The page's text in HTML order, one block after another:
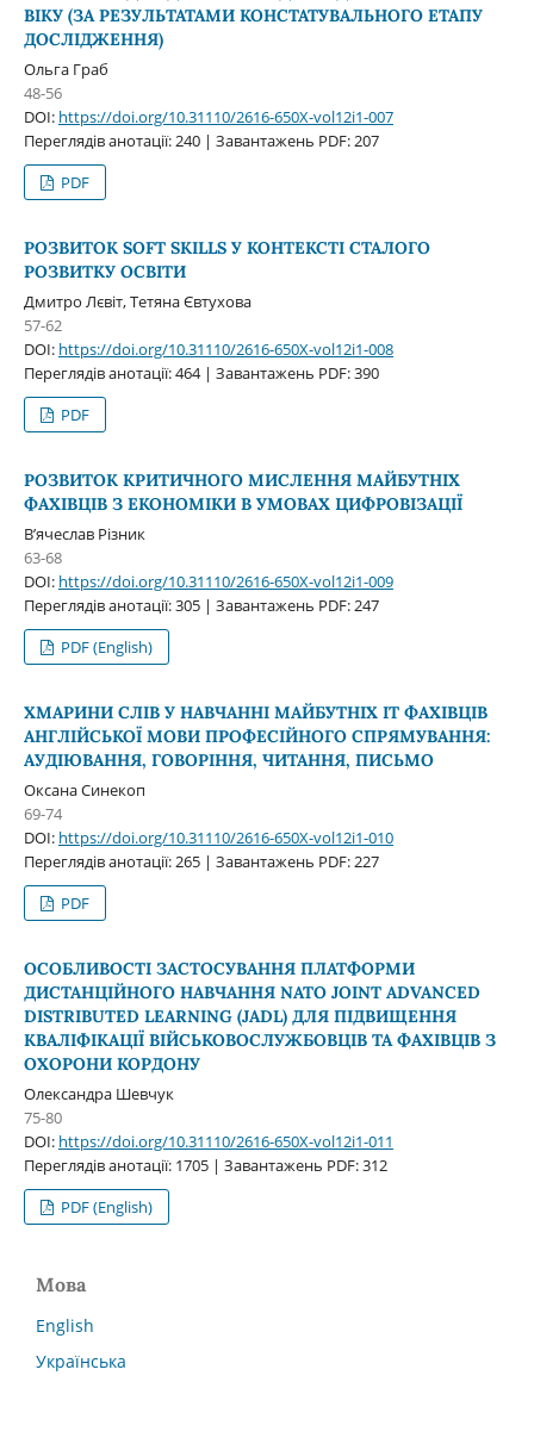
ВІКУ (ЗА РЕЗУЛЬТАТАМИ КОНСТАТУВАЛЬНОГО ЕТАПУ
ДОСЛІДЖЕННЯ)
Ольга Граб
48-56
DOI: https://doi.org/10.31110/2616-650X-vol12i1-007
Переглядів анотації: 240 | Завантажень PDF: 207
PDF
РОЗВИТОК SOFT SKILLS У КОНТЕКСТІ СТАЛОГО
РОЗВИТКУ ОСВІТИ
Дмитро Лєвіт, Тетяна Євтухова
57-62
DOI: https://doi.org/10.31110/2616-650X-vol12i1-008
Переглядів анотації: 464 | Завантажень PDF: 390
PDF
РОЗВИТОК КРИТИЧНОГО МИСЛЕННЯ МАЙБУТНІХ
ФАХІВЦІВ З ЕКОНОМІКИ В УМОВАХ ЦИФРОВІЗАЦІЇ
В’ячеслав Різник
63-68
DOI: https://doi.org/10.31110/2616-650X-vol12i1-009
Переглядів анотації: 305 | Завантажень PDF: 247
PDF (English)
ХМАРИНИ СЛІВ У НАВЧАННІ МАЙБУТНІХ ІТ ФАХІВЦІВ
АНГЛІЙСЬКОЇ МОВИ ПРОФЕСІЙНОГО СПРЯМУВАННЯ:
АУДІЮВАННЯ, ГОВОРІННЯ, ЧИТАННЯ, ПИСЬМО
Оксана Синекоп
69-74
DOI: https://doi.org/10.31110/2616-650X-vol12i1-010
Переглядів анотації: 265 | Завантажень PDF: 227
PDF
ОСОБЛИВОСТІ ЗАСТОСУВАННЯ ПЛАТФОРМИ
ДИСТАНЦІЙНОГО НАВЧАННЯ NATO JOINT ADVANCED
DISTRIBUTED LEARNING (JADL) ДЛЯ ПІДВИЩЕННЯ
КВАЛІФІКАЦІЇ ВІЙСЬКОВОСЛУЖБОВЦІВ ТА ФАХІВЦІВ З
ОХОРОНИ КОРДОНУ
Олександра Шевчук
75-80
DOI: https://doi.org/10.31110/2616-650X-vol12i1-011
Переглядів анотації: 1705 | Завантажень PDF: 312
PDF (English)
Мова
English
Українська